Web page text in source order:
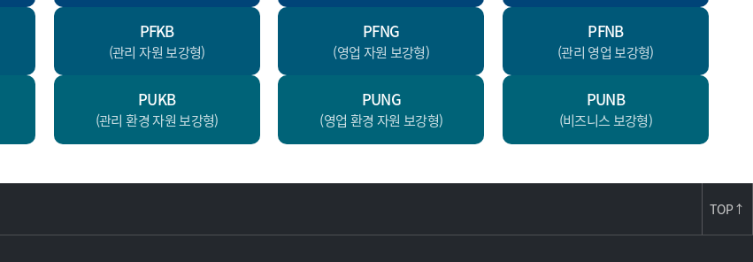
PFKB
(관리 자원 보강형)
PFNG
(영업 자원 보강형)
PFNB
(관리 영업 보강형)
PUKB
(관리 환경 자원 보강형)
PUNG
(영업 환경 자원 보강형)
PUNB
(비즈니스 보강형)
TOP ↑